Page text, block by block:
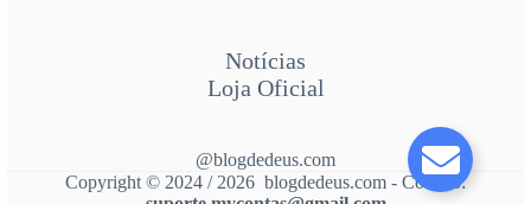
Notícias
Loja Oficial
@blogdedeus.com
Copyright © 2024 / 2026 blogdedeus.com - Contato: